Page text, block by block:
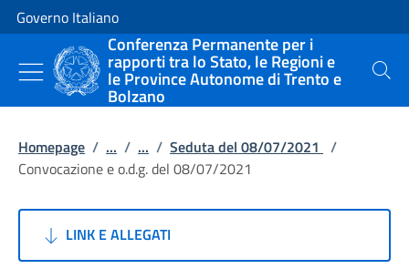
Vai al contenuto
Vai alla navigazione del sito
Governo Italiano
Conferenza Permanente per i
rapporti tra lo Stato, le Regioni e
le Province Autonome di Trento e
Bolzano
Cerca
Homepage / ... / ... / Seduta del 08/07/2021 /
Convocazione e o.d.g. del 08/07/2021
LINK E ALLEGATI